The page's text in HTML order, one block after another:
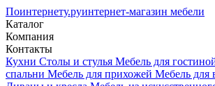
Поинтернету.руинтернет-магазин мебели
Каталог
Компания
Контакты
Кухни Столы и стулья Мебель для
спальни Мебель для прихожей Мебель для